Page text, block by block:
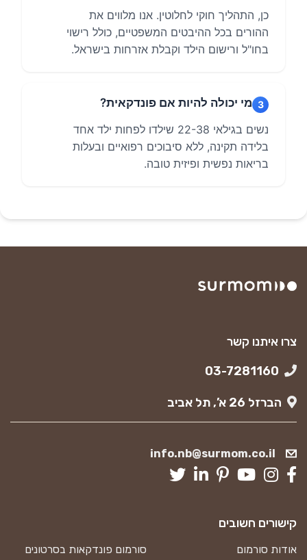
כן, התהליך חוקי לחלוטין. אנו מלווים את
ההורים בכל ההיבטים המשפטיים, כולל רישוי
בחו"ל ורישום הילד וקבלת אזרחות בישראל.
3 מי יכולה להיות אם פונדקאית?
נשים בגילאי 22-38 שילדו לפחות ילד אחד
בלידה תקינה, ללא סיבוכים רפואיים ובעלות
בריאות נפשית ופיזית טובה.
צרו איתנו קשר
הברזל 26 א’, תל אביב
info.nb@surmom.co.il
קישורים חשובים
אודות סורמום
סורמום פונדקאות בסרטונים